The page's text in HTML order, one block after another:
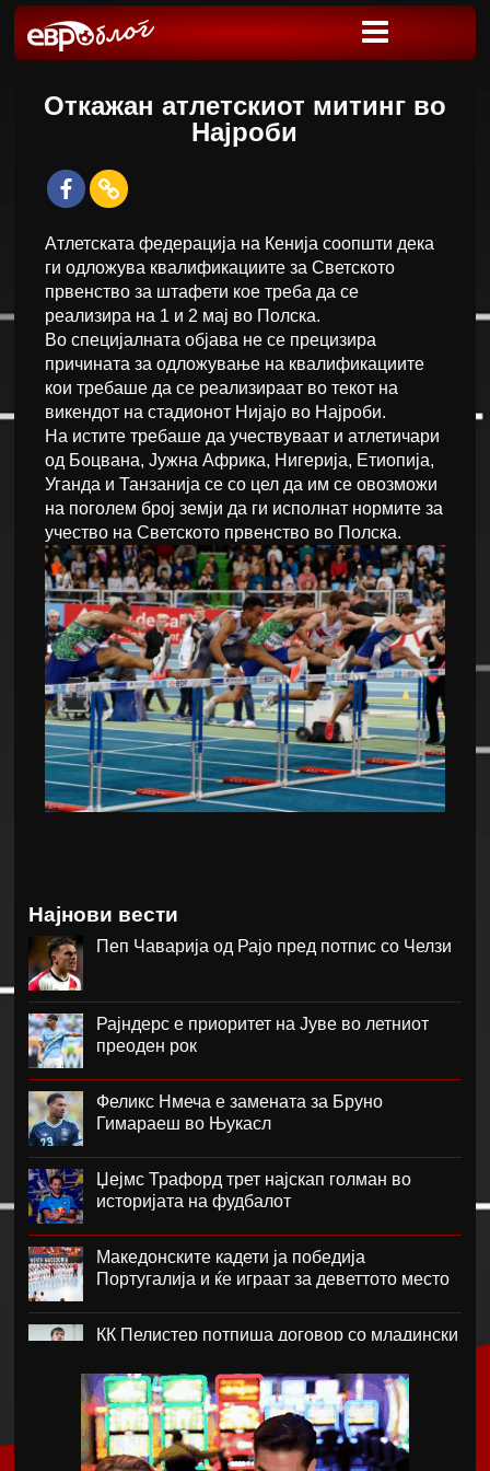
Откажан атлетскиот митинг во
Најроби
Атлетската федерација на Кенија соопшти дека
ги одложува квалификациите за Светското
првенство за штафети кое треба да се
реализира на 1 и 2 мај во Полска.
Во специјалната објава не се прецизира
причината за одложување на квалификациите
кои требаше да се реализираат во текот на
викендот на стадионот Нијајо во Најроби.
На истите требаше да учествуваат и атлетичари
од Боцвана, Јужна Африка, Нигерија, Етиопија,
Уганда и Танзанија се со цел да им се овозможи
на поголем број земји да ги исполнат нормите за
учество на Светското првенство во Полска.
Најнови вести
Пеп Чаварија од Рајо пред потпис со Челзи
Рајндерс е приоритет на Јуве во летниот
преоден рок
Феликс Нмеча е замената за Бруно
Гимараеш во Њукасл
Џејмс Трафорд трет најскап голман во
историјата на фудбалот
Македонските кадети ја победија
Португалија и ќе играат за деветтото место
КК Пелистер потпиша договор со младински
Магнес Аклиуш официјално претставен во
Париз